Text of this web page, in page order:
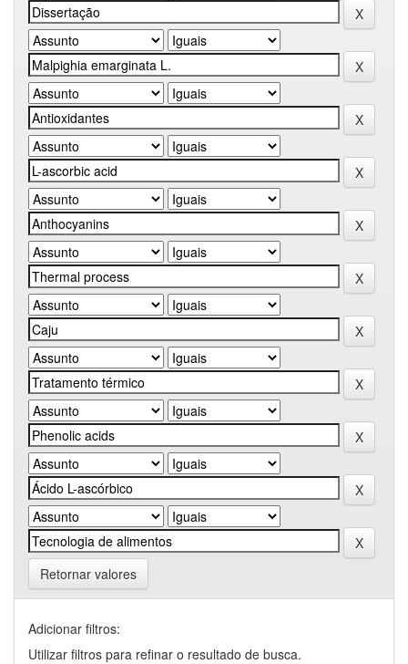
Retornar valores
Adicionar filtros:
Utilizar filtros para refinar o resultado de busca.